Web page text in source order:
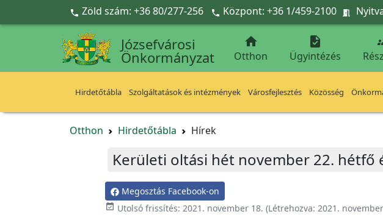
Ugrás a fő tartalomra
 Zöld szám: +36 80/277-256  Központ: +36 1/459-2100 
Józsefvárosi
Önkormányzat

Otthon

Ügyintézés
Hirdetőtábla Szolgáltatások és intézmények Városfejlesztés Közösség
Otthon Hirdetőtábla Hírek
Kerületi oltási hét november 22. hétfő
Megosztás Facebook-on
 Utolsó frissítés: 2021. november 18. (Létrehozva: 2021.